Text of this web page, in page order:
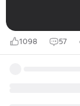
1098 57